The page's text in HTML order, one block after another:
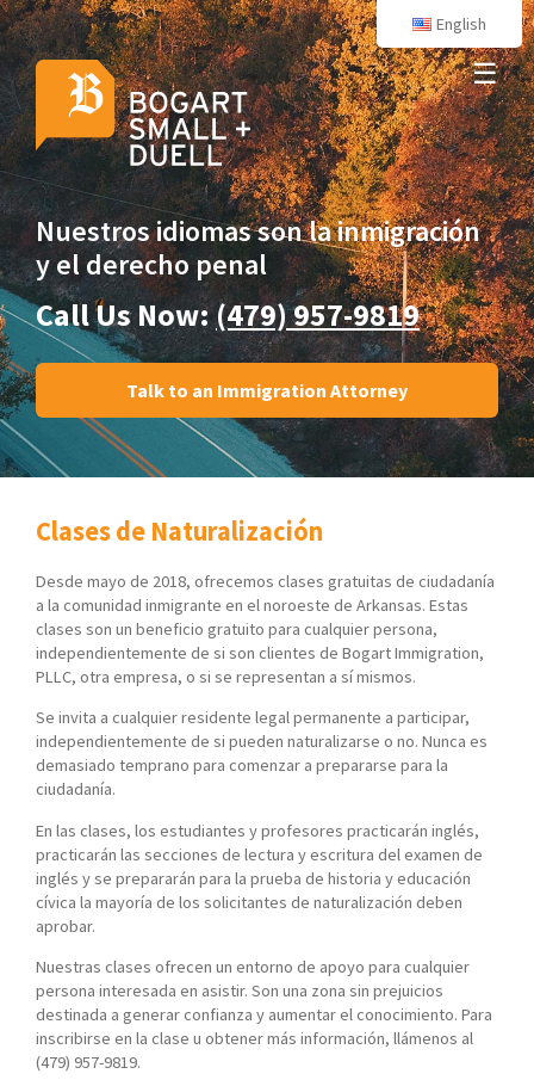
Nuestros idiomas sonla inmigración
y el derecho penal
Call Us Now: (479) 957-9819
Talk to an Immigration Attorney
English
☰
Clases de Naturalización
Desde mayo de 2018, ofrecemos clases gratuitas de ciudadanía
a la comunidad inmigrante en el noroeste de Arkansas. Estas
clases son un beneficio gratuito para cualquier persona,
independientemente de si son clientes de Bogart Immigration,
PLLC, otra empresa, o si se representan a sí mismos.
Se invita a cualquier residente legal permanente a participar,
independientemente de si pueden naturalizarse o no. Nunca es
demasiado temprano para comenzar a prepararse para la
ciudadanía.
En las clases, los estudiantes y profesores practicarán inglés,
practicarán las secciones de lectura y escritura del examen de
inglés y se prepararán para la prueba de historia y educación
cívica la mayoría de los solicitantes de naturalización deben
aprobar.
Nuestras clases ofrecen un entorno de apoyo para cualquier
persona interesada en asistir. Son una zona sin prejuicios
destinada a generar confianza y aumentar el conocimiento. Para
inscribirse en la clase u obtener más información, llámenos al
(479) 957-9819.